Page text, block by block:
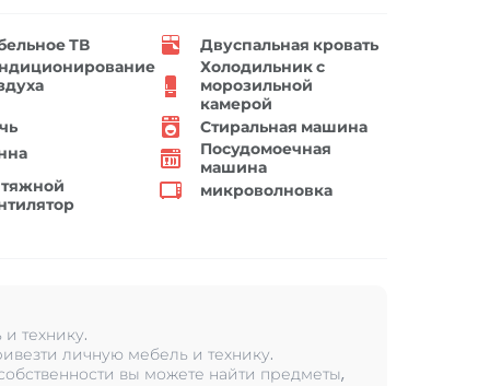
ТВ
Двуспальная кровать
Холодильник с
морозильной
камерой
Стиральная машина
Посудомоечная
машина
микроволновка
технику.
личную мебель и технику.
вы можете найти предметы,